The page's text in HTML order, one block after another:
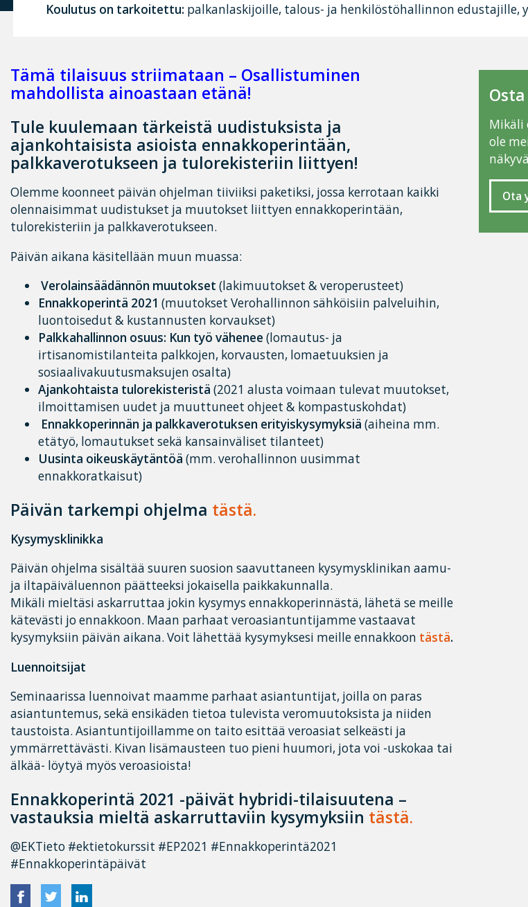
Koulutus on tarkoitettu: palkanlaskijoille, talous- ja henkilöstöhallinnon
Tämä tilaisuus striimataan – Osallistuminen
mahdollista ainoastaan etänä!
Tule kuulemaan tärkeistä uudistuksista ja
ajankohtaisista asioista ennakkoperintään,
palkkaverotukseen ja tulorekisteriin liittyen!
Olemme koonneet päivän ohjelman tiiviiksi paketiksi, jossa kerrotaan kaikki
olennaisimmat uudistukset ja muutokset liittyen ennakkoperintään,
tulorekisteriin ja palkkaverotukseen.
Päivän aikana käsitellään muun muassa:
Verolainsäädännön muutokset (lakimuutokset & veroperusteet)
Ennakkoperintä 2021 (muutokset Verohallinnon sähköisiin palveluihin,
luontoisedut & kustannusten korvaukset)
Palkkahallinnon osuus: Kun työ vähenee (lomautus- ja
irtisanomistilanteita palkkojen, korvausten, lomaetuuksien ja
sosiaalivakuutusmaksujen osalta)
Ajankohtaista tulorekisteristä (2021 alusta voimaan tulevat muutokset,
ilmoittamisen uudet ja muuttuneet ohjeet & kompastuskohdat)
Ennakkoperinnän ja palkkaverotuksen erityiskysymyksiä (aiheina mm.
etätyö, lomautukset sekä kansainväliset tilanteet)
Uusinta oikeuskäytäntöä (mm. verohallinnon uusimmat
ennakkoratkaisut)
Päivän tarkempi ohjelma tästä.
Kysymysklinikka
Päivän ohjelma sisältää suuren suosion saavuttaneen kysymysklinikan aamu-
ja iltapäiväluennon päätteeksi jokaisella paikkakunnalla.
Mikäli mieltäsi askarruttaa jokin kysymys ennakkoperinnästä, lähetä se meille
kätevästi jo ennakkoon. Maan parhaat veroasiantuntijamme vastaavat
kysymyksiin päivän aikana. Voit lähettää kysymyksesi meille ennakkoon tästä.
Luennoitsijat
Seminaarissa luennoivat maamme parhaat asiantuntijat, joilla on paras
asiantuntemus, sekä ensikäden tietoa tulevista veromuutoksista ja niiden
taustoista. Asiantuntijoillamme on taito esittää veroasiat selkeästi ja
ymmärrettävästi. Kivan lisämausteen tuo pieni huumori, jota voi -uskokaa tai
älkää- löytyä myös veroasioista!
Ennakkoperintä 2021 -päivät hybridi-tilaisuutena –
vastauksia mieltä askarruttaviin kysymyksiin tästä.
@EKTieto #ektietokurssit #EP2021 #Ennakkoperintä2021
#Ennakkoperintäpäivät
Mikäli
ole
Ota